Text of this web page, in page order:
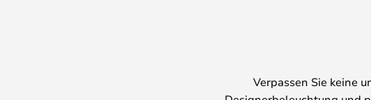
Verpassen Sie keine